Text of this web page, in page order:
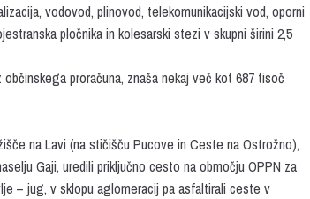
vodovod, plinovod, telekomunikacijski vod, oporni
pločnika in kolesarski stezi v skupni širini 2,5
proračuna, znaša nekaj več kot 687 tisoč
na Lavi (na stičišču Pucove in Ceste na Ostrožno),
Gaji, uredili priključno cesto na območju OPPN za
– jug, v sklopu aglomeracij pa asfaltirali ceste v